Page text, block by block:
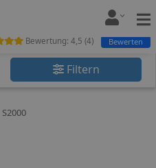
Filtern
S2000
Bewertung: 4,5 (4) Bewerten